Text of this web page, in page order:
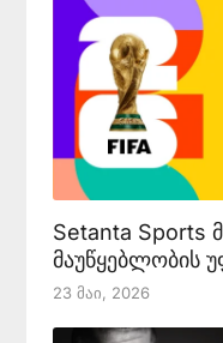
Setanta Sports
მაუწყებლობის
23 Მაი, 2026